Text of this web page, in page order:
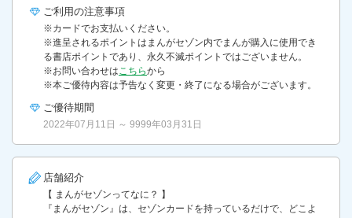
ご利用の注意事項
※カードでお支払いください。
※進呈されるポイントはまんがセゾン内でまんが購入に使用でき
る書店ポイントであり、永久不滅ポイントではございません。
※お問い合わせは こちらから
※本ご優待内容は予告なく変更・終了になる場合がございます。
ご優待期間
2022年07月11日 ～ 9999年03月31日
店舗紹介
【 まんがセゾンってなに？ 】
『まんがセゾン』は、セゾンカードを持っているだけで、どこよ